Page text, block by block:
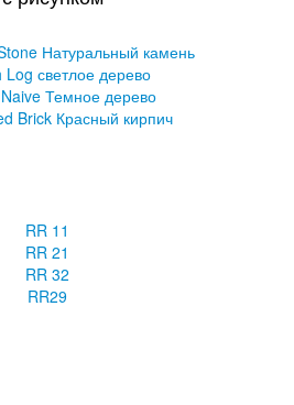
Натуральный камень
Log светлое дерево
Темное дерево
Brick Красный кирпич
RR 11
RR 21
RR 32
RR29